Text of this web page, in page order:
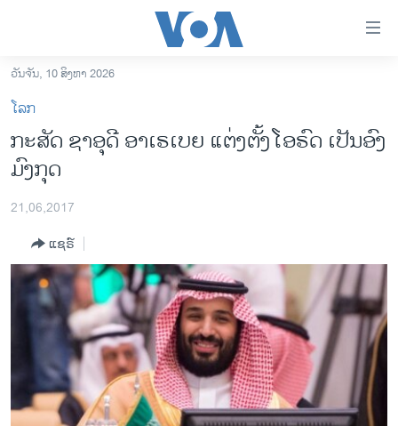
ເຂົ້າ
ຫາ
ຂ້າມ
ຂ້າມ
ຫາ
ອາເມຣິກາ
ການເລືອກຕັ້ງ ປະທານາທີບໍດີ ສະຫະລັດ 2024
ຂ່າວ​ຈີນ
ໂລກ
ເອເຊຍ
ອິດສະຫຼະພາບດ້ານການຂ່າວ
ຊີວິດຊາວລາວ
ຊຸມຊົນຊາວລາວ
ວິທະຍາສາດ-ເທັກໂນໂລຈີ
ວັນຈັນ, 10 ສິງຫາ 2026
ໂລກ
ກະສັດ ຊາອຸດີ ອາເຣເບຍ ແຕ່ງຕັ້ງໂອຣົດ ເປັນອົງ
ມົງກຸດ
21,06,2017
ແຊຣ໌